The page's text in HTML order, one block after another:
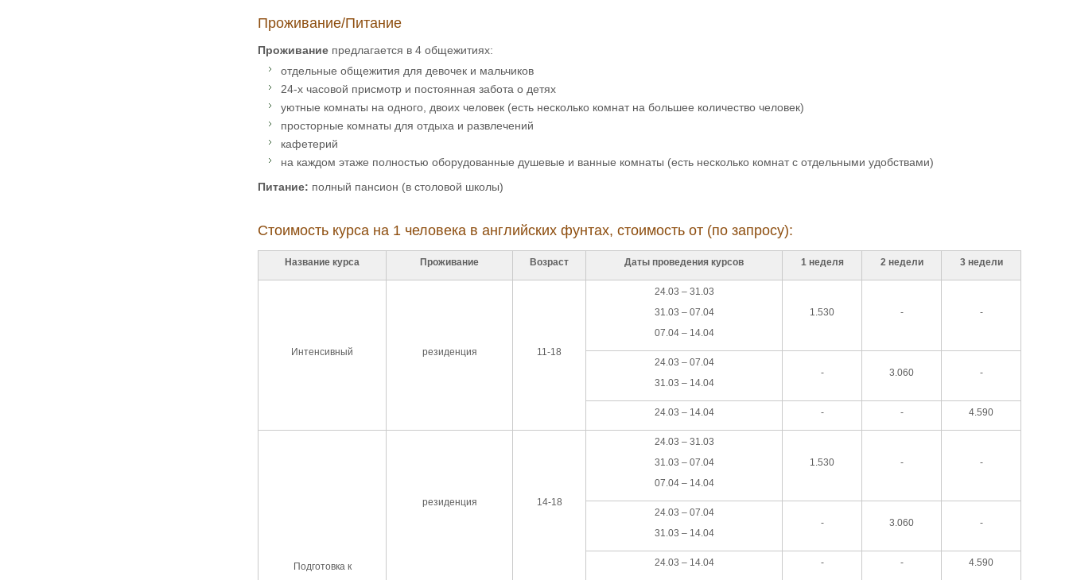
Проживание/Питание
Проживание предлагается в 4 общежитиях:
отдельные общежития для девочек и мальчиков
24-х часовой присмотр и постоянная забота о детях
уютные комнаты на одного, двоих человек (есть несколько комнат на большее количество человек)
просторные комнаты для отдыха и развлечений
кафетерий
на каждом этаже полностью оборудованные душевые и ванные комнаты (есть несколько комнат с отдельными удобствами)
Питание: полный пансион (в столовой школы)
Стоимость курса на 1 человека в английских фунтах, стоимость от (по запросу):
Название курса Проживание Возраст Даты проведения курсов 1 неделя 2 недели 3 недели
Интенсивный резиденция 11-18
24.03 – 31.03
31.03 – 07.04
07.04 – 14.04
1.530 - -
24.03 – 07.04
31.03 – 14.04
- 3.060 -
24.03 – 14.04 - - 4.590
Подготовка к
резиденция 14-18
24.03 – 31.03
31.03 – 07.04
07.04 – 14.04
1.530 - -
24.03 – 07.04
31.03 – 14.04
- 3.060 -
24.03 – 14.04 - - 4.590